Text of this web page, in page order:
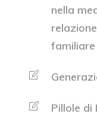
nella
familiare
Pillole di